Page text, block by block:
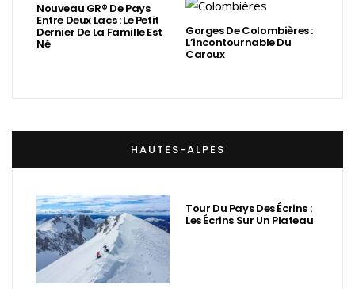
Nouveau GR® De Pays
Entre Deux Lacs : Le Petit
Dernier De La Famille Est
Né
Gorges De Colombières :
L’incontournable Du
Caroux
HAUTES-ALPES
Tour Du Pays Des Écrins :
Les Écrins Sur Un Plateau